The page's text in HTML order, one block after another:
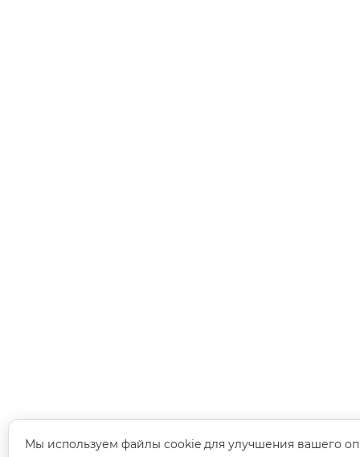
Мы используем файлы cookie для улучшения вашего